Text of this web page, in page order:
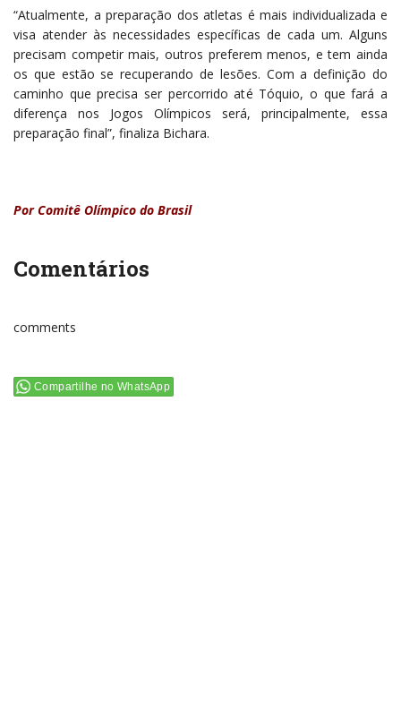
“Atualmente, a preparação dos atletas é mais individualizada e
visa atender às necessidades específicas de cada um. Alguns
precisam competir mais, outros preferem menos, e tem ainda
os que estão se recuperando de lesões. Com a definição do
caminho que precisa ser percorrido até Tóquio, o que fará a
diferença nos Jogos Olímpicos será, principalmente, essa
preparação final”, finaliza Bichara.
Por Comitê Olímpico do Brasil
Comentários
comments
Compartilhe no WhatsApp